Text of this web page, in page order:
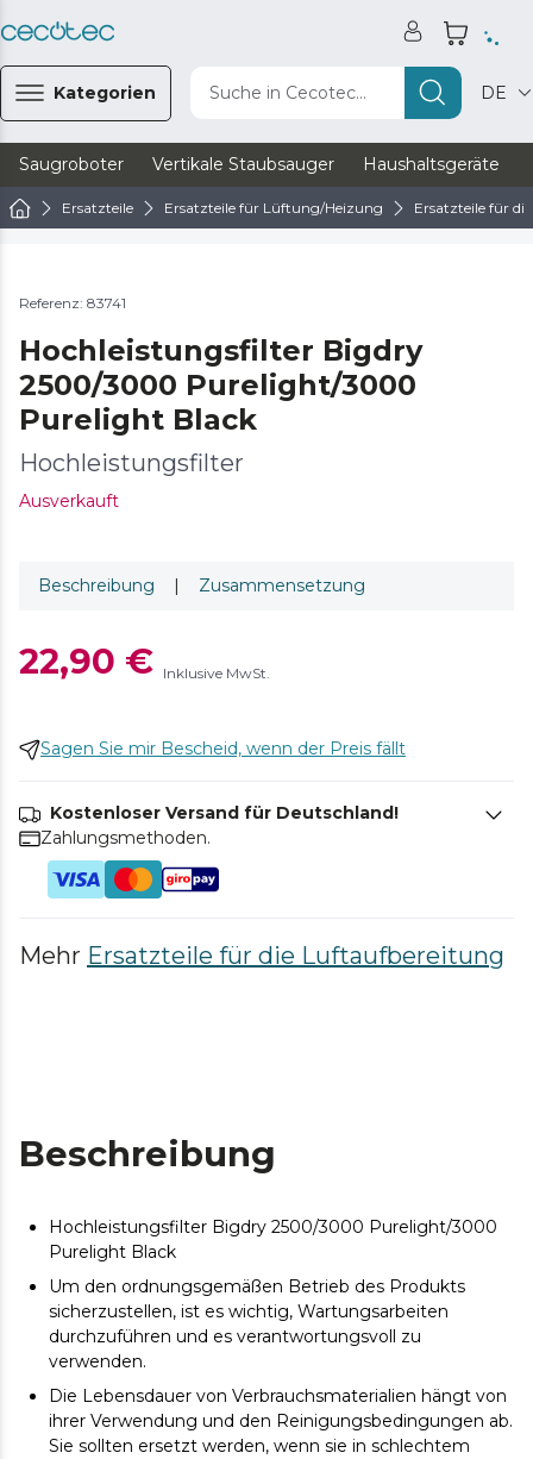
Kategorien Suche in Cecotec... DE
Saugroboter Vertikale Staubsauger Haushaltsgeräte
Ersatzteile Ersatzteile für Lüftung/Heizung Ersatzteile für
Referenz: 83741
Hochleistungsfilter Bigdry
2500/3000 Purelight/3000
Purelight Black
Hochleistungsfilter
Ausverkauft
Beschreibung | Zusammensetzung
22,90 € Inklusive MwSt.
Sagen Sie mir Bescheid, wenn der Preis fällt
Kostenloser Versand für Deutschland!
Zahlungsmethoden.
Mehr Ersatzteile für die Luftaufbereitung
Beschreibung
Hochleistungsfilter Bigdry 2500/3000 Purelight/3000
Purelight Black
Um den ordnungsgemäßen Betrieb des Produkts
sicherzustellen, ist es wichtig, Wartungsarbeiten
durchzuführen und es verantwortungsvoll zu
verwenden.
Die Lebensdauer von Verbrauchsmaterialien hängt von
ihrer Verwendung und den Reinigungsbedingungen ab.
Sie sollten ersetzt werden, wenn sie in schlechtem